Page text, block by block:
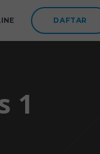
DAFTAR
1